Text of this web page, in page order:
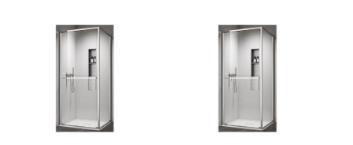
Obezbeđuje veći komfor u svakodnevnoj
Idealna je i za kupatila bez podnog grijanja
Tehničke karakteristike
Dimenzije:
1000 × 800 × 25 mm
Rešetka: